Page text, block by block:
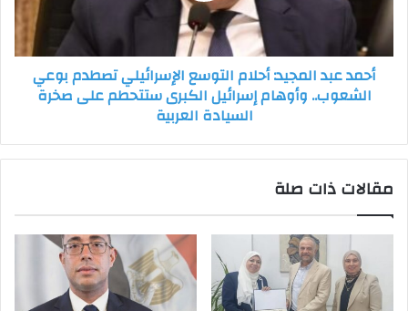
الشعوب..
وأوهام
إسرائيل
على
السيادة
أحمد عبد المجيد: أحلام التوسع الإسرائيلي تصطدم بوعي
الشعوب.. وأوهام إسرائيل الكبرى ستتحطم على صخرة
السيادة العربية
مقالات ذات صلة